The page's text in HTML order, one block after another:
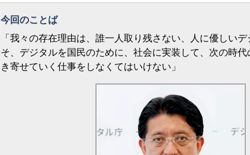
今回のことば
「我々の存在理由は、誰一人取り残さない、人に優しいデ
そ、デジタルを国民のために、社会に実装して、次の時代
き寄せていく仕事をしなくてはいけない」